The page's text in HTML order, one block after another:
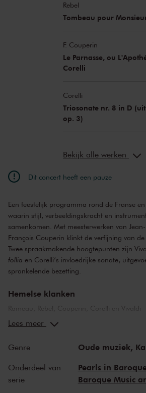
Rebel
Tombeau pour
F. Couperin
Le Parnasse, ou
Corelli
Corelli
Triosonate nr. 8 in D
op. 3)
Bekijk alle werken
Dit concert heeft een pauze
Een feestelijk programma rond de Franse
waarin stijl, verbeeldingskracht en
samenkomen. Met meesterwerken van
François Couperin klinkt de verfijning van de
Twee spraakmakende hoogtepunten zijn
follia en Corelli’s invloedrijke sonate,
sprankelende bezetting.
Hemelse klanken
Rameau, Rebel, Couperin, Corelli en Vivaldi
de barok weven een schitterend tapijt van
expressie, een onvergetelijk muzikaal
resoneert.
Top barokviolisten
Lees meer
Genre Oude muziek,
Onderdeel van
serie
Pearls in
Baroque Music